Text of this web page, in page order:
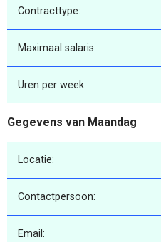
Contracttype:
Maximaal salaris:
Uren per week:
Gegevens van Maandag
Locatie:
Contactpersoon:
Email: